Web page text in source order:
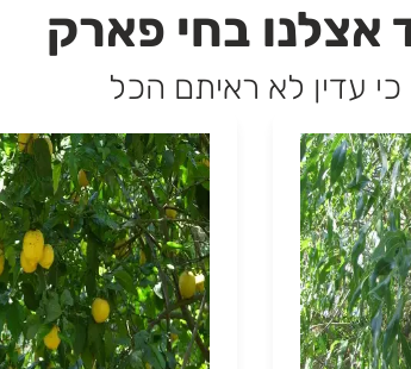
אצלנו בחי פארק
כי עדין לא ראיתם הכל